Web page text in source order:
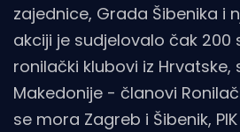
zajednice, Grada Šibenika i
akciji je sudjelovalo čak 200
ronilački klubovi iz Hrvatske,
Makedonije - članovi
se mora Zagreb i Šibenik,